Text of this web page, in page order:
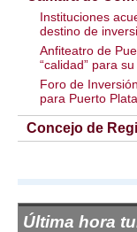
Instituciones
destino de
Anfiteatro de
“calidad” para
Foro de
para Puerto Plata
Concejo de
Última hora